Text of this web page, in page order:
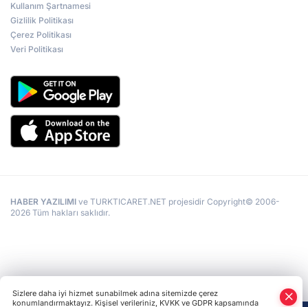
Kullanım Şartnamesi
Gizlilik Politikası
Çerez Politikası
Veri Politikası
HABER YAZILIMI ve TURKTICARET.NET projesidir Copyright© 2006-
2026 Tüm hakları saklıdır.
Sizlere daha iyi hizmet sunabilmek adına sitemizde çerez
konumlandırmaktayız. Kişisel verileriniz, KVKK ve GDPR kapsamında